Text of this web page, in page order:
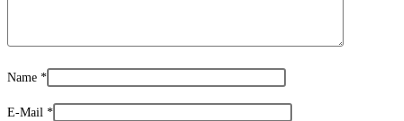
Name *
E-Mail *